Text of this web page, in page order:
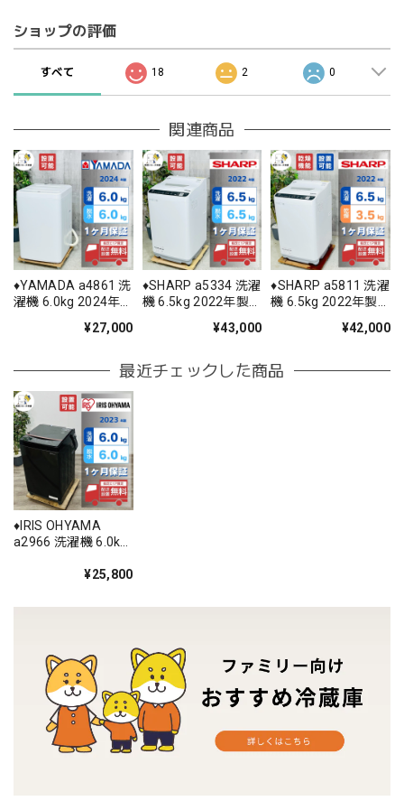
ショップの評価
すべて 18 2 0
関連商品
♦️YAMADA a4861 洗
濯機 6.0kg 2024年
¥27,000
♦️SHARP a5334 洗濯
機 6.5kg 2022年製
¥43,000
♦️SHARP a5811 洗濯
機 6.5kg 2022年製
¥42,000
最近チェックした商品
♦️IRIS OHYAMA
a2966 洗濯機 6.0kg
¥25,800